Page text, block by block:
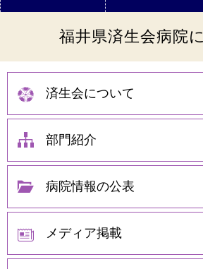
福井県済生会病院
済生会について
部門紹介
病院情報の公表
メディア掲載